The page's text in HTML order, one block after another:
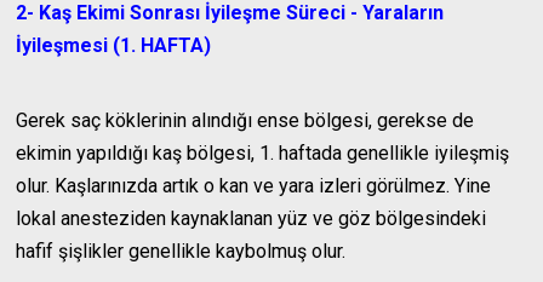
2- Kaş Ekimi Sonrası İyileşme Süreci - Yaraların
İyileşmesi (1. HAFTA)
Gerek saç köklerinin alındığı ense bölgesi, gerekse de
ekimin yapıldığı kaş bölgesi, 1. haftada genellikle iyileşmiş
olur. Kaşlarınızda artık o kan ve yara izleri görülmez. Yine
lokal anesteziden kaynaklanan yüz ve göz bölgesindeki
hafif şişlikler genellikle kaybolmuş olur.